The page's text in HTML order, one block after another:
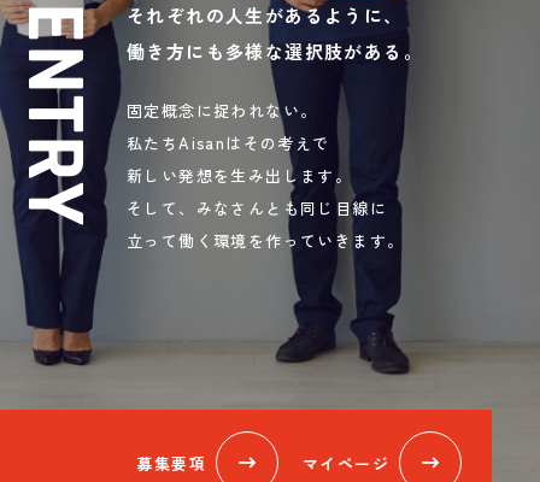
ENTRY
それぞれの人生があるように、
働き方にも多様な選択肢がある。
固定概念に捉われない。
私たちAisanはその考えで
新しい発想を生み出します。
そして、みなさんとも同じ目線に
立って働く環境を作っていきます。
募集要項 マイページ